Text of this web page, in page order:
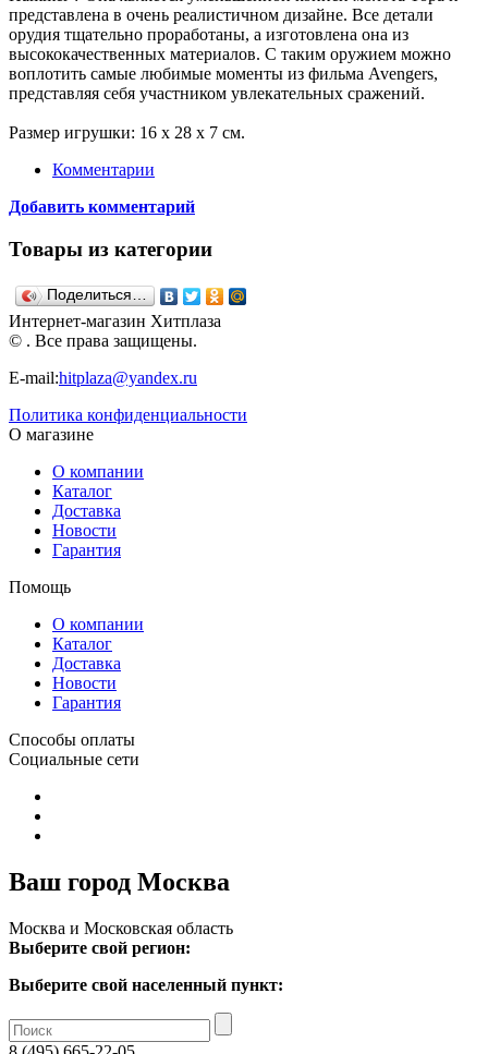
представлена в очень реалистичном дизайне. Все детали
орудия тщательно проработаны, а изготовлена она из
высококачественных материалов. С таким оружием можно
воплотить самые любимые моменты из фильма Avengers,
представляя себя участником увлекательных сражений.
Размер игрушки: 16 x 28 x 7 см.
Комментарии
Добавить комментарий
Товары из категории
Поделиться…
Интернет-магазин Хитплаза
© . Все права защищены.
E-mail:hitplaza@yandex.ru
Политика конфиденциальности
О магазине
О компании
Каталог
Доставка
Новости
Гарантия
Помощь
О компании
Каталог
Доставка
Новости
Гарантия
Способы оплаты
Социальные сети
Ваш город Москва
Москва и Московская область
Выберите свой регион:
Выберите свой населенный пункт: